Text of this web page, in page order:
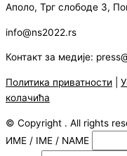
Аполо, Трг слободе 3,
info@ns2022.rs
Контакт за медије:
Политика приватности
колачића
© Copyright . All rights
ИМЕ / IME / NAME